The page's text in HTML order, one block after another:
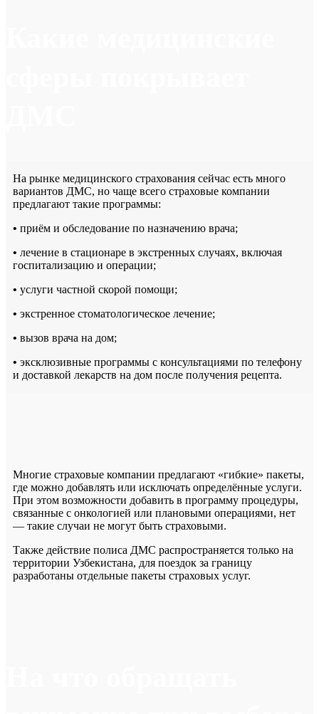
На рынке медицинского страхования сейчас есть много
вариантов ДМС, но чаще всего страховые компании
предлагают такие программы:
• приём и обследование по назначению врача;
• лечение в стационаре в экстренных случаях, включая
госпитализацию и операции;
• услуги частной скорой помощи;
• экстренное стоматологическое лечение;
• вызов врача на дом;
• эксклюзивные программы с консультациями по телефону
и доставкой лекарств на дом после получения рецепта.
Многие страховые компании предлагают «гибкие» пакеты,
где можно добавлять или исключать определённые услуги.
При этом возможности добавить в программу процедуры,
связанные с онкологией или плановыми операциями, нет
— такие случаи не могут быть страховыми.
Также действие полиса ДМС распространяется только на
территории Узбекистана, для поездок за границу
разработаны отдельные пакеты страховых услуг.